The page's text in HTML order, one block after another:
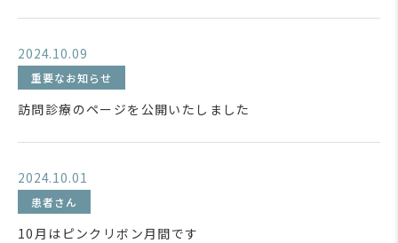
2024.10.09
重要なお知らせ
訪問診療のページを公開いたしました
2024.10.01
患者さん
10月はピンクリボン月間です